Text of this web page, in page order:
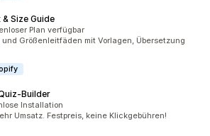
Size Guide
insgesamtPlan verfügbar
Größenleitfäden mit Vorlagen, Übersetzung
Installation
Umsatz. Festpreis, keine Klickgebühren!